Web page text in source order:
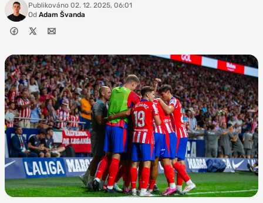
Publikováno 02. 12. 2025, 06:01
Od Adam Švanda